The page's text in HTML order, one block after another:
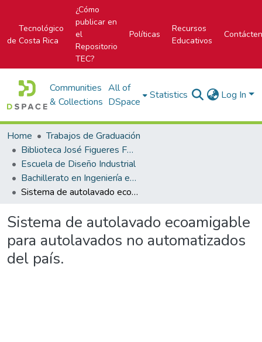
Tecnológico
de Costa Rica
¿Cómo
publicar en
el
Repositorio
TEC?
Políticas
Recursos
Educativos
Communities
& Collections
All of
DSpace
Statistics Log In
Home
Trabajos de Graduación
Biblioteca José Figueres Ferrer
Escuela de Diseño Industrial
Bachillerato en Ingeniería en Diseño Industrial
Sistema de autolavado ecoamigable para autolavados no automatizados del país.
Sistema de autolavado ecoamigable
para autolavados no automatizados
del país.